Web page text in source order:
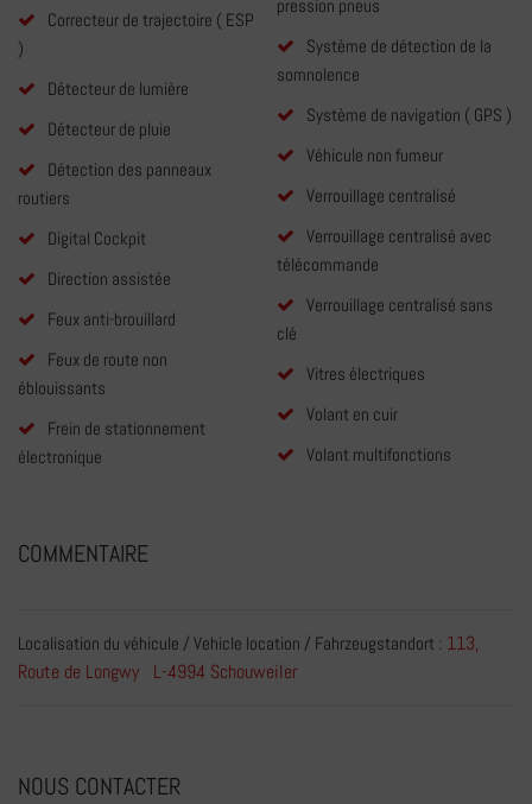
Correcteur de trajectoire ( ESP
)
Détecteur de lumière
Détecteur de pluie
Détection des panneaux
routiers
Digital Cockpit
Direction assistée
Feux anti-brouillard
Feux de route non
éblouissants
Frein de stationnement
électronique
pression pneus
Système de détection de la
somnolence
Système de navigation ( GPS )
Véhicule non fumeur
Verrouillage centralisé
Verrouillage centralisé avec
télécommande
Verrouillage centralisé sans
clé
Vitres électriques
Volant en cuir
Volant multifonctions
COMMENTAIRE
Localisation du véhicule / Vehicle location / Fahrzeugstandort : 113,
Route de Longwy L-4994 Schouweiler
NOUS CONTACTER